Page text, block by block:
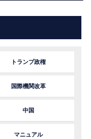
トランプ政権
国際機関改革
中国
マニュアル